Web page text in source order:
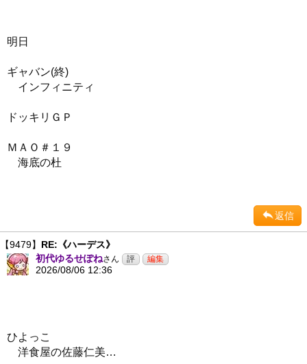
明日
ギャバン(終)
インフィニティ
ドッキリＧＰ
ＭＡＯ＃１９
海底の杜
返信
【9479】 RE:《ハーデス》
初代ゆるせぽねさん
2026/08/06 12:36
ひよっこ
洋食屋の佐藤仁美…